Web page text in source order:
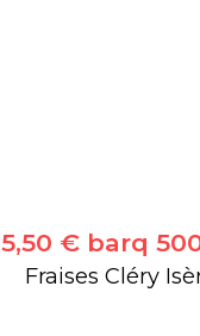
5,50 € barq
Fraises Cléry